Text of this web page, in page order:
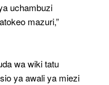
uchambuzi
mazuri,”
wa wiki tatu
ya awali ya miezi